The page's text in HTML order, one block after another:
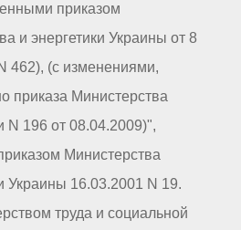
приказом
и энергетики Украины от 8
462), (с изменениями,
приказа Министерства
N 196 от 08.04.2009)",
Министерства
Украины 16.03.2001 N 19.
труда и социальной